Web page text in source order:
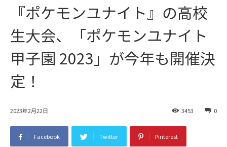
『ポケモンユナイト』の高校
生大会、「ポケモンユナイト
甲子園 2023」が今年も開催決
定！
2023年2月22日 0
3453
Facebook Twitter Pinterest